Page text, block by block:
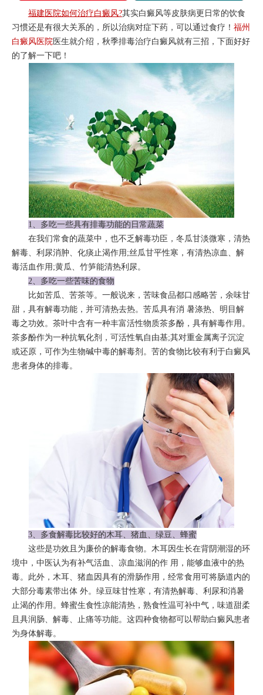
福建医院如何治疗白癜风?其实白癜风等皮肤病更日常的饮食
习惯还是有很大关系的，所以治病对症下药，可以通过食疗！ 福州
白癜风医院 医生就介绍，秋季排毒治疗白癜风就有三招，下面好好
的了解一下吧！
1、多吃一些具有排毒功能的日常蔬菜
在我们常食的蔬菜中，也不乏解毒功臣，冬瓜甘淡微寒，清热
解毒、利尿消肿、化痰止渴作用;丝瓜甘平性寒，有清热凉血、解
毒活血作用;黄瓜、竹笋能清热利尿。
2、多吃一些苦味的食物
比如苦瓜、苦茶等。一般说来，苦味食品都口感略苦，余味甘
甜，具有解毒功能，并可清热去热。苦瓜具有消 暑涤热、明目解
毒之功效。茶叶中含有一种丰富活性物质茶多酚，具有解毒作用。
茶多酚作为一种抗氧化剂，可活性氧自由基;其对重金属离子沉淀
或还原，可作为生物碱中毒的解毒剂。苦的食物比较有利于白癜风
患者身体的排毒。
3、多食解毒比较好的木耳、猪血、绿豆、蜂蜜
这些是功效且为廉价的解毒食物。木耳因生长在背阴潮湿的环
境中，中医认为有补气活血、凉血滋润的作 用，能够血液中的热
毒。此外，木耳、猪血因具有的滑肠作用，经常食用可将肠道内的
大部分毒素带出体 外。绿豆味甘性寒，有清热解毒、利尿和消暑
止渴的作用。蜂蜜生食性凉能清热，熟食性温可补中气，味道甜柔
且具润肠、解毒、止痛等功能。这四种食物都可以帮助白癜风患者
为身体解毒。